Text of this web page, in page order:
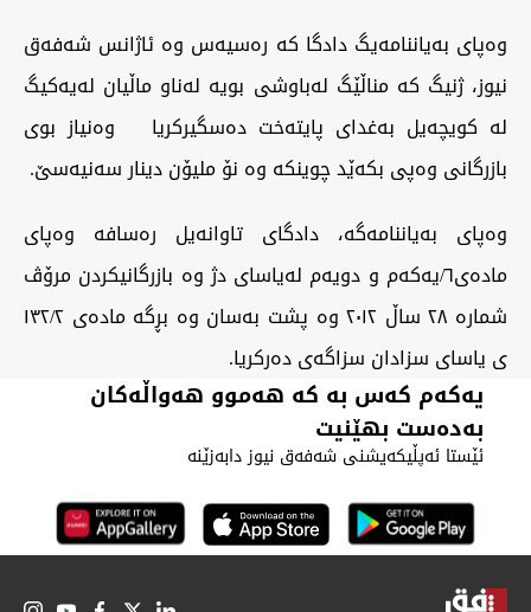
وەپای بەیاننامەیگ دادگا کە رەسیەس وە ئاژانس شەفەق
نیوز، ژنیگ کە مناڵێگ لەباوشی بویە لەناو ماڵیان لەیەکیگ
لە کویچەیل بەغدای پایتەخت دەسگیرکریا وەنیاز بوی
بازرگانی وەپی بکەێد چوینکە وە نۆ ملیۆن دینار سەنیەسێ.
وەپای بەیاننامەگە، دادگای تاوانەیل رەسافە وەپای
مادەی٦/یەکەم و دویەم لەیاسای دژ وە بازرگانیکردن مرۆڤ
شمارە ٢٨ ساڵ ٢٠١٢ وە پشت بەسان وە بڕگە مادەی ١٣٢/٢
ی یاسای سزادان سزاگەی دەرکریا.
یەکەم کەس بە کە هەموو هەواڵەکان
بەدەست بهێنیت
ئێستا ئەپڵیکەیشنی شەفەق نیوز دابەزێنە